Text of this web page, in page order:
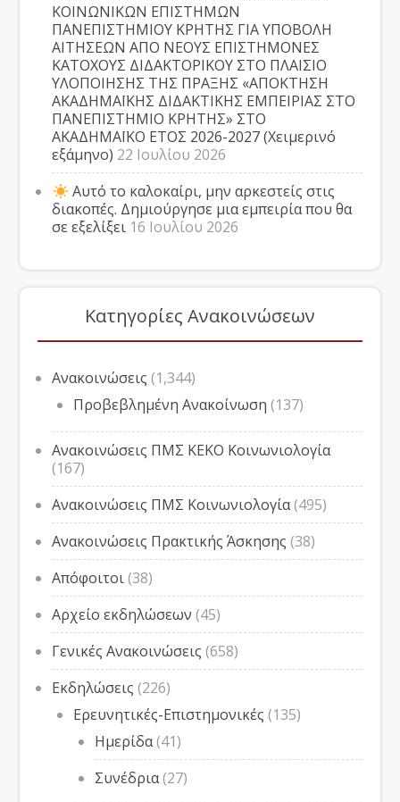
ΚΟΙΝΩΝΙΚΩΝ ΕΠΙΣΤΗΜΩΝ
ΠΑΝΕΠΙΣΤΗΜΙΟΥ ΚΡΗΤΗΣ ΓΙΑ ΥΠΟΒΟΛΗ
ΑΙΤΗΣΕΩΝ ΑΠΟ ΝΕΟΥΣ ΕΠΙΣΤΗΜΟΝΕΣ
ΚΑΤΟΧΟΥΣ ΔΙΔΑΚΤΟΡΙΚΟΥ ΣΤΟ ΠΛΑΙΣΙΟ
ΥΛΟΠΟΙΗΣΗΣ ΤΗΣ ΠΡΑΞΗΣ «ΑΠΟΚΤΗΣΗ
ΑΚΑΔΗΜΑΪΚΗΣ ΔΙΔΑΚΤΙΚΗΣ ΕΜΠΕΙΡΙΑΣ ΣΤΟ
ΠΑΝΕΠΙΣΤΗΜΙΟ ΚΡΗΤΗΣ» ΣΤΟ
ΑΚΑΔΗΜΑΪΚΟ ΕΤΟΣ 2026-2027 (Χειμερινό
εξάμηνο) 22 Ιουλίου 2026
Αυτό το καλοκαίρι, μην αρκεστείς στις
διακοπές. Δημιούργησε μια εμπειρία που θα
σε εξελίξει 16 Ιουλίου 2026
Κατηγορίες Ανακοινώσεων
Ανακοινώσεις (1,344)
Προβεβλημένη Ανακοίνωση (137)
Ανακοινώσεις ΠΜΣ ΚΕΚΟ Κοινωνιολογία
(167)
Ανακοινώσεις ΠΜΣ Κοινωνιολογία(495)
Ανακοινώσεις Πρακτικής Άσκησης (38)
Απόφοιτοι(38)
Αρχείο εκδηλώσεων (45)
Γενικές Ανακοινώσεις (658)
Εκδηλώσεις (226)
Ερευνητικές-Επιστημονικές (135)
Ημερίδα(41)
Συνέδρια(27)